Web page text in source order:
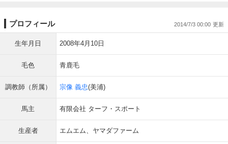
プロフィール 2014/7/3 00:00
生年月日 2008年4月10日
毛色 青鹿毛
調教師（所属） 宗像 義忠(美浦)
馬主 有限会社 ターフ・スポート
生産者 エムエム、ヤマダファーム